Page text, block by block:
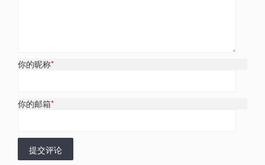
你的昵称*
你的邮箱*
提交评论